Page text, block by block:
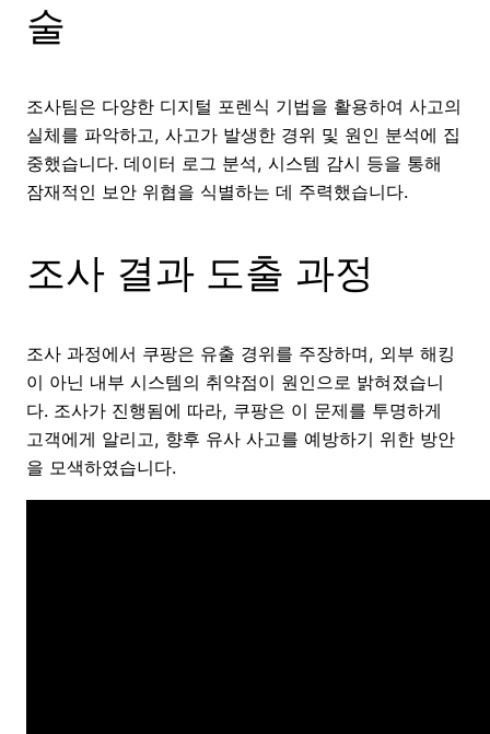
술
조사팀은 다양한 디지털 포렌식 기법을 활용하여 사고의
실체를 파악하고, 사고가 발생한 경위 및 원인 분석에 집
중했습니다. 데이터 로그 분석, 시스템 감시 등을 통해
잠재적인 보안 위협을 식별하는 데 주력했습니다.
조사 결과 도출 과정
조사 과정에서 쿠팡은 유출 경위를 주장하며, 외부 해킹
이 아닌 내부 시스템의 취약점이 원인으로 밝혀졌습니
다. 조사가 진행됨에 따라, 쿠팡은 이 문제를 투명하게
고객에게 알리고, 향후 유사 사고를 예방하기 위한 방안
을 모색하였습니다.